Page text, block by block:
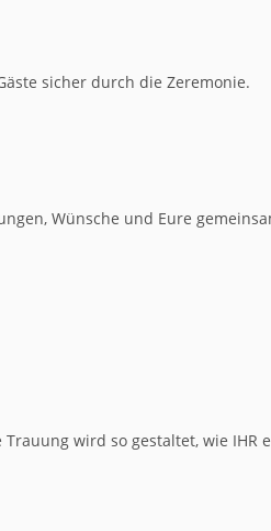
sicher durch die Zeremonie.
Wünsche und Eure
wird so gestaltet, wie IHR